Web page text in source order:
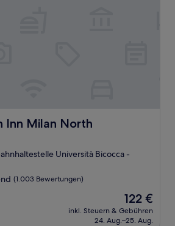
Inn Milan North
Milan North
Università Bicocca -
(1.003 Bewertungen)
Der
Preis
beträgt
122 €
inkl. Steuern & Gebühren
24. Aug.–25. Aug.